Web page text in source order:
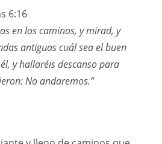
6:16
en los caminos, y mirad, y
antiguas cuál sea el buen
y hallaréis descanso para
No andaremos.”